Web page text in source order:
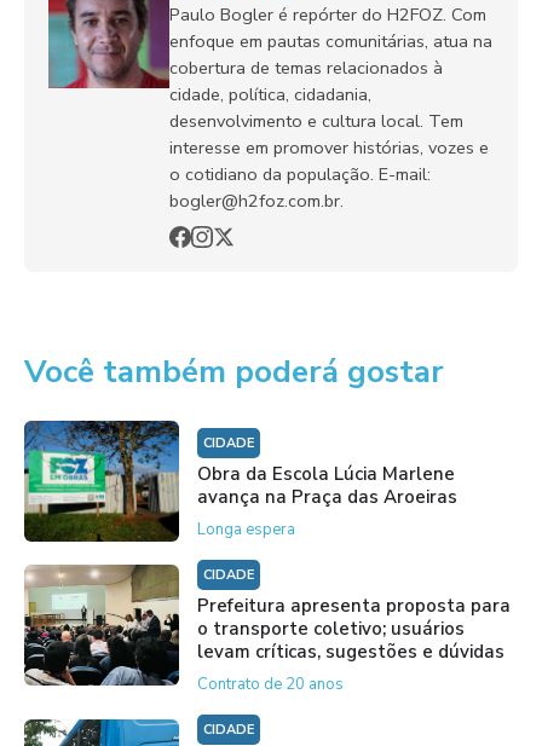
Paulo Bogler é repórter do H2FOZ. Com
enfoque em pautas comunitárias, atua na
cobertura de temas relacionados à
cidade, política, cidadania,
desenvolvimento e cultura local. Tem
interesse em promover histórias, vozes e
o cotidiano da população. E-mail:
bogler@h2foz.com.br.
Você também poderá gostar
CIDADE
Obra da Escola Lúcia Marlene
avança na Praça das Aroeiras
Longa espera
CIDADE
Prefeitura apresenta proposta para
o transporte coletivo; usuários
levam críticas, sugestões e dúvidas
Contrato de 20 anos
CIDADE